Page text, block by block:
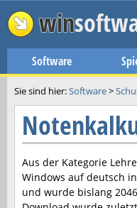
win
Software
Sie sind hier:Software>
Aus der Kategorie
Windows auf deutsch
und wurde bislang